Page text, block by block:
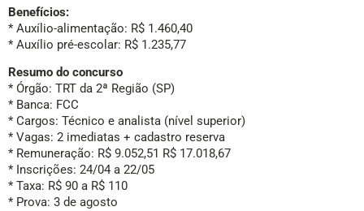
Benefícios:
* Auxílio-alimentação: R$ 1.460,40
* Auxílio pré-escolar: R$ 1.235,77
Resumo do concurso
* Órgão: TRT da 2ª Região (SP)
* Banca: FCC
* Cargos: Técnico e analista (nível superior)
* Vagas: 2 imediatas + cadastro reserva
* Remuneração: R$ 9.052,51 R$ 17.018,67
* Inscrições: 24/04 a 22/05
* Taxa: R$ 90 a R$ 110
* Prova: 3 de agosto